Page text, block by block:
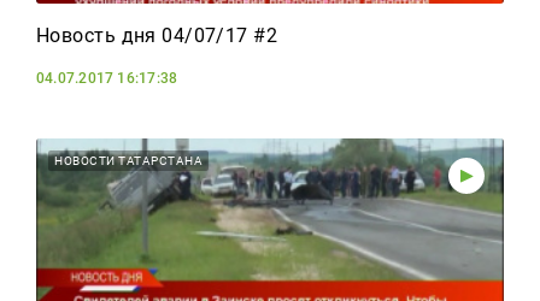
Новость дня 04/07/17 #2
04.07.2017 16:17:38
НОВОСТИ ТАТАРСТАНА